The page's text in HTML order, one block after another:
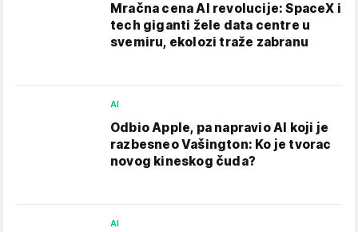
Mračna cena AI revolucije: SpaceX i
tech giganti žele data centre u
svemiru, ekolozi traže zabranu
AI
Odbio Apple, pa napravio AI koji je
razbesneo Vašington: Ko je tvorac
novog kineskog čuda?
AI